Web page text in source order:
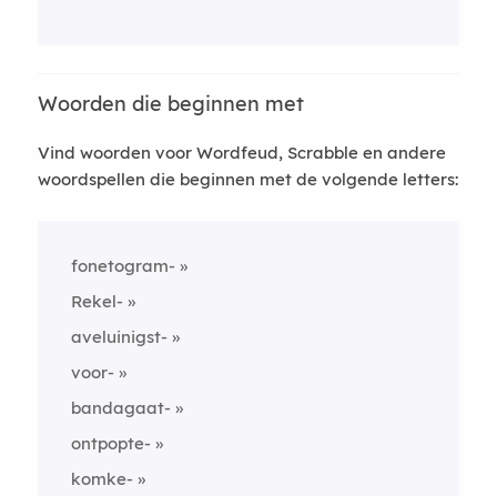
Woorden die beginnen met
Vind woorden voor Wordfeud, Scrabble en andere
woordspellen die beginnen met de volgende letters:
fonetogram-
Rekel-
aveluinigst-
voor-
bandagaat-
ontpopte-
komke-